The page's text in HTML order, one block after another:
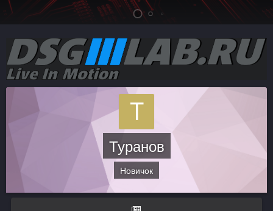
Туранов
Новичок